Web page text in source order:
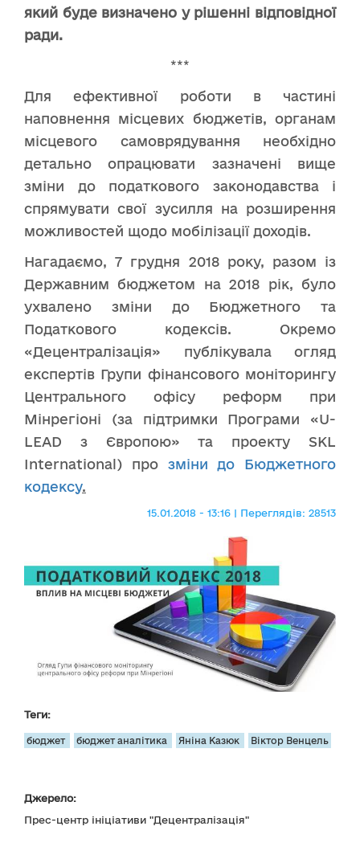
який буде визначено у рішенні відповідної
ради.
***
Для ефективної роботи в частині
наповнення місцевих бюджетів, органам
місцевого самоврядування необхідно
детально опрацювати зазначені вище
зміни до податкового законодавства і
спрямувати свої зусилля на розширення
можливостей щодо мобілізації доходів.
Нагадаємо, 7 грудня 2018 року, разом із
Державним бюджетом на 2018 рік, було
ухвалено зміни до Бюджетного та
Податкового кодексів. Окремо
«Децентралізація» публікувала огляд
експертів Групи фінансового моніторингу
Центрального офісу реформ при
Мінрегіоні (за підтримки Програми «U-
LEAD з Європою» та проекту SKL
International) про зміни до Бюджетного
кодексу.
15.01.2018 - 13:16 | Переглядів: 28513
Теги:
бюджет бюджет аналітика Яніна Казюк Віктор Венцель
Джерело:
Прес-центр ініціативи "Децентралізація"